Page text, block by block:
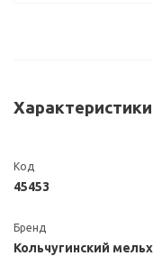
Характеристики
Код
45453
Бренд
Кольчугинский